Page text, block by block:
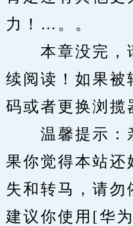
力！…。。
本章没完，
续阅读！如果被
码或者更换浏揽
温馨提示：
果你觉得本站还
失和转马，请勿
建议你使用[华